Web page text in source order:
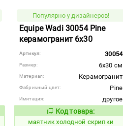
Популярно у дизайнеров!
Equipe Wadi 30054 Pine
керамогранит 6x30
Артикул: 30054
Размер: 6x30 см
Материал: Керамогранит
Фабричный цвет: Pine
Имитация:
другое
Код товара:
936092 Код товара:
маятник холодной скрипки